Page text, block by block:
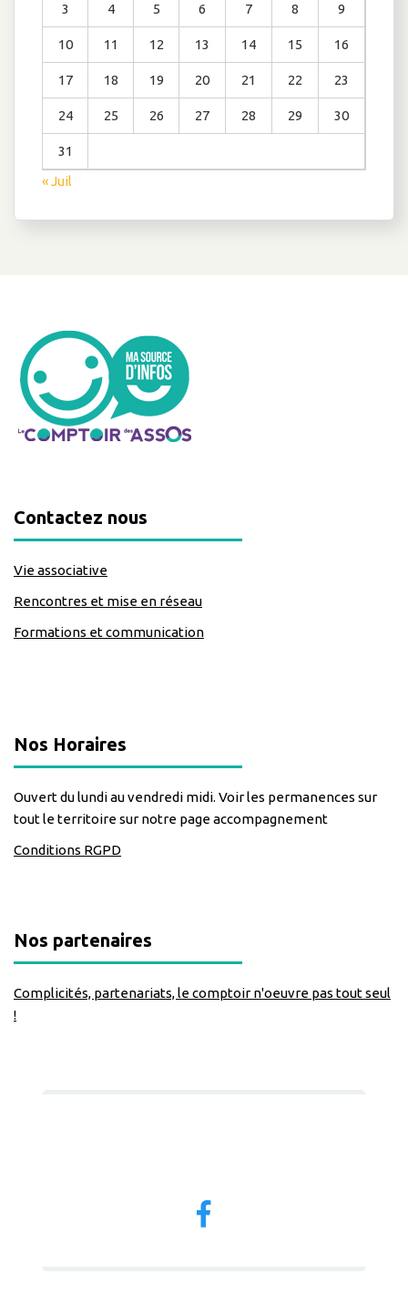
3 4 5 6 7 8 9
10 11 12 13 14 15 16
17 18 19 20 21 22 23
24 25 26 27 28 29 30
31
« Juil
Contactez nous
Vie associative
Rencontres et mise en réseau
Formations et communication
Nos Horaires
Ouvert du lundi au vendredi midi. Voir les permanences sur
tout le territoire sur notre page accompagnement
Conditions RGPD
Nos partenaires
Complicités, partenariats, le comptoir n'oeuvre pas tout seul
!